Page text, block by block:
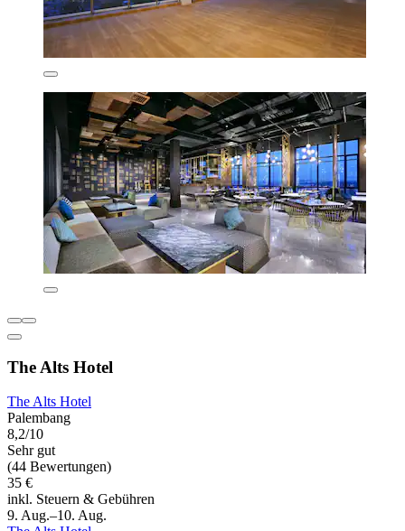
The Alts Hotel
The Alts Hotel
Palembang
8,2/10
Sehr gut
(44 Bewertungen)
35 €
inkl. Steuern & Gebühren
9. Aug.–10. Aug.